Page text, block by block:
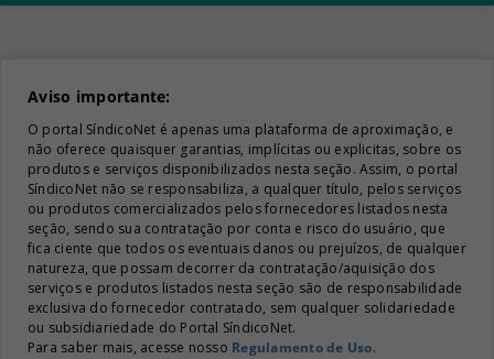
Aviso importante:
O portal SíndicoNet é apenas uma plataforma de aproximação, e
não oferece quaisquer garantias, implícitas ou explicitas, sobre os
produtos e serviços disponibilizados nesta seção. Assim, o portal
SíndicoNet não se responsabiliza, a qualquer título, pelos serviços
ou produtos comercializados pelos fornecedores listados nesta
seção, sendo sua contratação por conta e risco do usuário, que
fica ciente que todos os eventuais danos ou prejuízos, de qualquer
natureza, que possam decorrer da contratação/aquisição dos
serviços e produtos listados nesta seção são de responsabilidade
exclusiva do fornecedor contratado, sem qualquer solidariedade
ou subsidiariedade do Portal SíndicoNet.
Para saber mais, acesse nosso Regulamento de Uso.